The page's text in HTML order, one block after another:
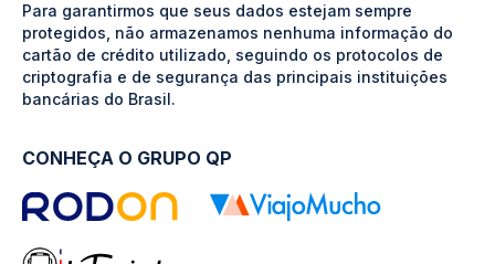
Para garantirmos que seus dados estejam sempre
protegidos, não armazenamos nenhuma informação do
cartão de crédito utilizado, seguindo os protocolos de
criptografia e de segurança das principais instituições
bancárias do Brasil.
CONHEÇA O GRUPO QP